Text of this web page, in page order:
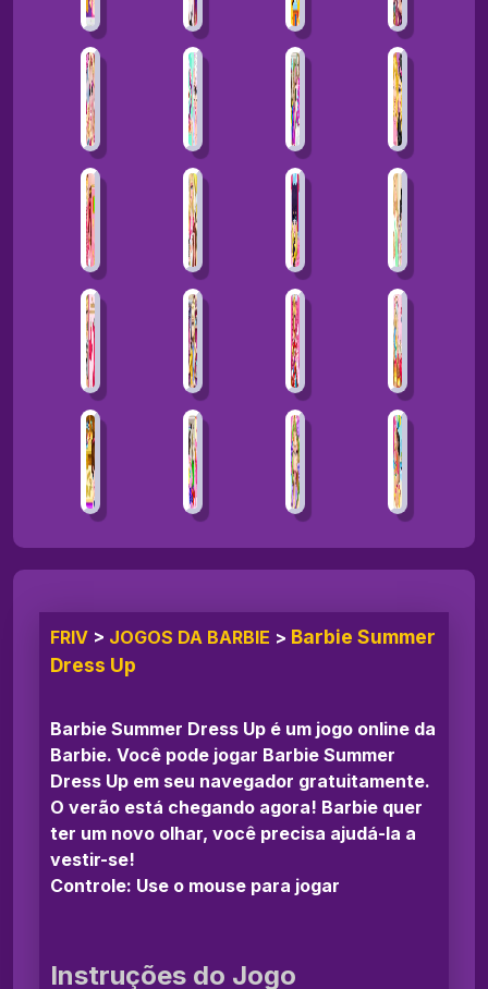
FRIV > JOGOS DA BARBIE > Barbie Summer
Dress Up
Barbie Summer Dress Up é um jogo online da
Barbie. Você pode jogar Barbie Summer
Dress Up em seu navegador gratuitamente.
O verão está chegando agora! Barbie quer
ter um novo olhar, você precisa ajudá-la a
vestir-se!
Controle: Use o mouse para jogar
Instruções do Jogo